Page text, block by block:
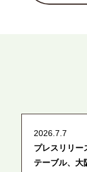
2026.7.7
プレスリリー
テーブル、大